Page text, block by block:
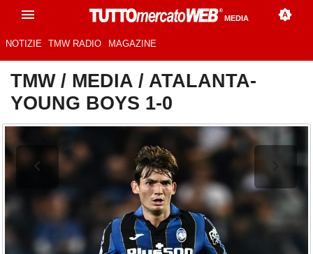
MEDIA
NOTIZIE TMW RADIO MAGAZINE
TMW/ MEDIA / ATALANTA-
YOUNG BOYS 1-0